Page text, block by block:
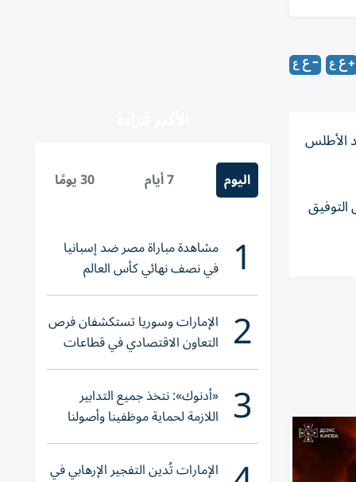
الأطلس
اليوم 7 أيام 30 يومًا
1 مشاهدة مباراة مصر ضد إسبانيا
في نصف نهائي كأس العالم
لناشئات اليد 2026
2 الإمارات وسوريا تستكشفان فرص
التعاون الاقتصادي في قطاعات
حيوية
3 «أدنوك»: نتخذ جميع التدابير
اللازمة لحماية موظفينا وأصولنا
وعملياتنا
الإمارات تُدين التفجير الإرهابي في